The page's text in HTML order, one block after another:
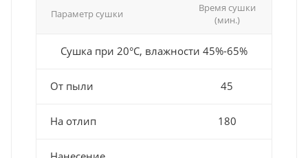
Параметр сушки
Время сушки
(мин.)
Сушка при 20°С, влажности 45%-65%
От пыли 45
На отлип 180